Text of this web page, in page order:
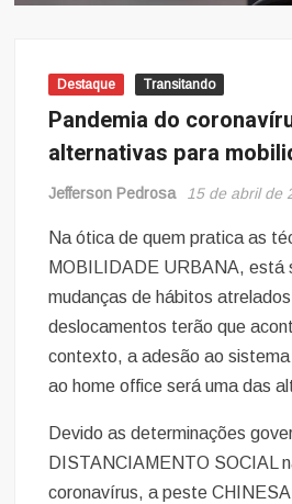
Destaque Transitando
Pandemia do
alternativas para
Jefferson Pedrosa 15 de abril de
Na ótica de quem pratica as
MOBILIDADE URBANA, está
mudanças de hábitos
deslocamentos terão que
contexto, a adesão ao
ao home office será uma das
Devido as determinações
DISTANCIAMENTO SOCIAL
coronavírus, a peste